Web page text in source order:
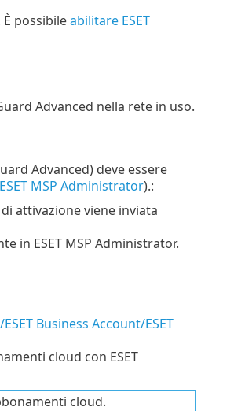
È possibileabilitare ESET
Advanced nella rete in uso.
Advanced) deve essere
ESET MSP Administrator).:
di attivazione viene inviata
in ESET MSP Administrator.
Business Account/ESET
cloud con ESET
cloud.